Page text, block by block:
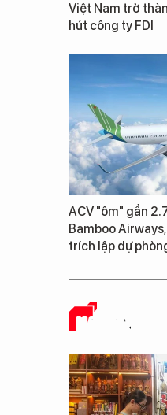
Việt Nam trở
hút công ty FDI
ACV "ôm" gần
Bamboo
trích lập dự
HẠ TẦNG SỐ